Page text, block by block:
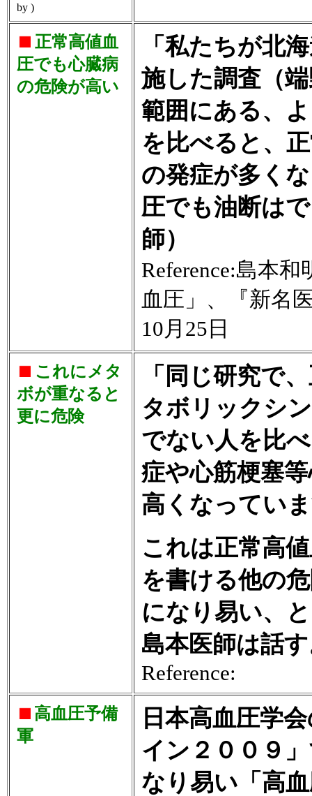
by )
正常高値血
圧でも心臓病
の危険が高い
「私たちが北
施した調査（
範囲にある、
を比べると、
の発症が多く
圧でも油断は
師）
Reference:島本
血圧」、『新名
10月25日
これにメタ
ボが重なると
更に危険
「同じ研究で
タボリックシ
でない人を比
症や心筋梗塞
高くなってい
これは正常高
を書ける他の
になり易い、
島本医師は話
Reference:
高血圧予備
軍
日本高血圧学
イン２００９
なり易い「高